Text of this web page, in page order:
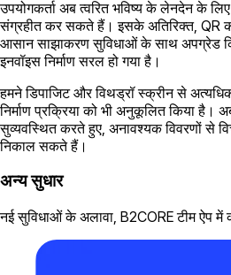
उपयोगकर्ता अब त्वरित भविष्य के लेनदेन के लिए
संग्रहीत कर सकते हैं। इसके अतिरिक्त, QR
आसान साझाकरण सुविधाओं के साथ अपग्रेड
इनवॉइस निर्माण सरल हो गया है।
हमने डिपाजिट और विथड्रॉ स्क्रीन से
निर्माण प्रक्रिया को भी अनुकूलित किया है।
सुव्यवस्थित करते हुए, अनावश्यक विवरणों से
निकाल सकते हैं।
अन्य सुधार
नई सुविधाओं के अलावा, B2CORE टीम ऐप में